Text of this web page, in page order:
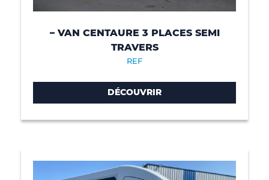
– VAN CENTAURE 3 PLACES SEMI
TRAVERS
REF
DÉCOUVRIR